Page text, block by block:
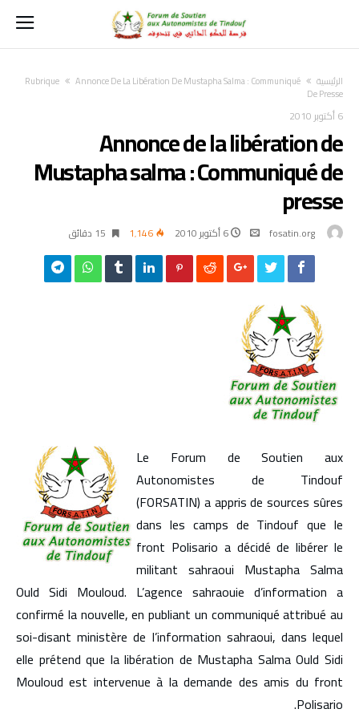
‫الرئيسية‬ Rubrique
Annonce De La Libération De Mustapha Salma : Communiqué
De Presse
6 أكتوبر 2010
Annonce de la libération de
Mustapha salma : Communiqué de
presse
fosatin.org 6 أكتوبر 2010 1٬146 15 ‫دقائق‬
Le Forum de Soutien aux
Autonomistes de Tindouf
(FORSATIN) a appris de sources sûres
dans les camps de Tindouf que le
front Polisario a décidé de libérer le
militant sahraoui Mustapha Salma
Ould Sidi Mouloud. L’agence sahraouie d’information a
confirmé la nouvelle, en publiant un communiqué attribué au
soi-disant ministère de l’information sahraoui, dans lequel
elle prétend que la libération de Mustapha Salma Ould Sidi
Mouloud est intervenue à la demande des amis du front
Polisario.